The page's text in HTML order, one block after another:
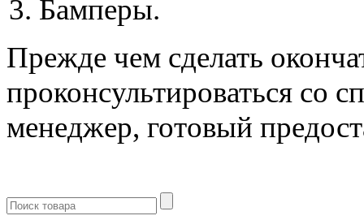
Бамперы.
Прежде чем сделать
проконсультироваться со
менеджер, готовый